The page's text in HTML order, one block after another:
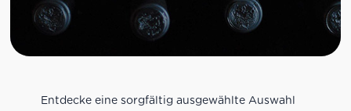
Entdecke eine sorgfältig ausgewählte Auswahl